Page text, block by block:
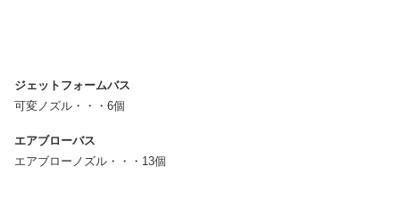
ジェットフォームバス
可変ノズル・・・6個
エアブローバス
エアブローノズル・・・13個